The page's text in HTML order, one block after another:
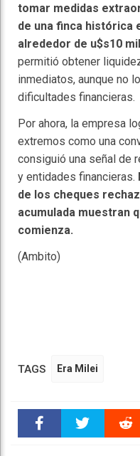
tomar medidas
de una finca histórica
alrededor de u$s10
permitió obtener
inmediatos, aunque no
dificultades financieras.
Por ahora, la empresa
extremos como una
consiguió una señal de
y entidades financieras.
de los cheques
acumulada muestran
comienza.
(Ambito)
TAGS Era Milei